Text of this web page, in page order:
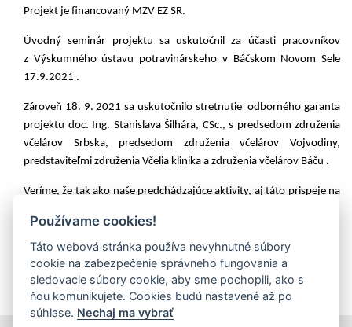
Projekt je financovaný MZV EZ SR.
Úvodný seminár projektu sa uskutočnil za účasti pracovníkov
z Výskumného ústavu potravinárskeho v Báčskom Novom Sele
17.9.2021 .
Zároveň 18. 9. 2021 sa uskutočnilo stretnutie odborného garanta
projektu doc. Ing. Stanislava Šilhára, CSc., s predsedom združenia
včelárov Srbska, predsedom združenia včelárov Vojvodiny,
predstaviteľmi združenia Včelia klinika a združenia včelárov Báču .
Veríme, že tak ako naše predchádzajúce aktivity, aj táto prispeje na
Používame cookies!
Táto webová stránka používa nevyhnutné súbory
cookie na zabezpečenie správneho fungovania a
sledovacie súbory cookie, aby sme pochopili, ako s
ňou komunikujete. Cookies budú nastavené až po
súhlase. Nechaj ma vybrať